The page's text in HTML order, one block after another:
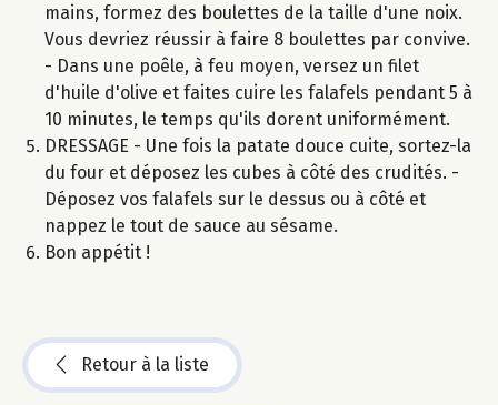
mains, formez des boulettes de la taille d'une noix.
Vous devriez réussir à faire 8 boulettes par convive.
- Dans une poêle, à feu moyen, versez un filet
d'huile d'olive et faites cuire les falafels pendant 5 à
10 minutes, le temps qu'ils dorent uniformément.
DRESSAGE - Une fois la patate douce cuite, sortez-la
du four et déposez les cubes à côté des crudités. -
Déposez vos falafels sur le dessus ou à côté et
nappez le tout de sauce au sésame.
Bon appétit !
Retour à la liste